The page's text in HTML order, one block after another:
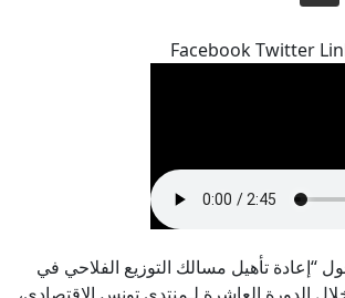
وديا وسط أجواء مغلقة
منصف عمارة: 'محطة التحلية بسوسة لم
وطهران تتحدث عن اتفاق وشيك مع
مسقط
10 دقائق للوصول: الحماية المدنية تهدف
إلى رفع نسبة المستفيدين إلى 70% (فيديو)
راضية الجربي: تعدّد حالات الزواج العرفي
Facebook Twitter
“إعادة تأهيل مسالك التوزيع الفلاحي في